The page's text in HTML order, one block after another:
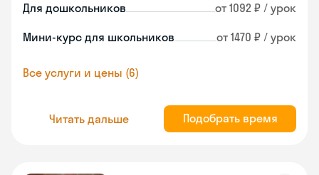
Для дошкольников от 1092 ₽ / урок
Мини-курс для школьников от 1470 ₽ / урок
Все услуги и цены (6)
Читать дальше Подобрать время